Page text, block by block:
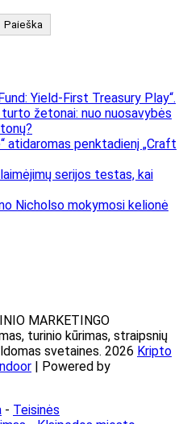
Paieška
Yield-First Treasury Play“.
žetonai: nuo nuosavybės
atidaromas penktadienį „Craft
serijos testas, kai
Nicholso mokymosi kelionė
MARKETINGO
turinio kūrimas, straipsnių
svetaines. 2026 Kripto
| Powered by
- Teisinės